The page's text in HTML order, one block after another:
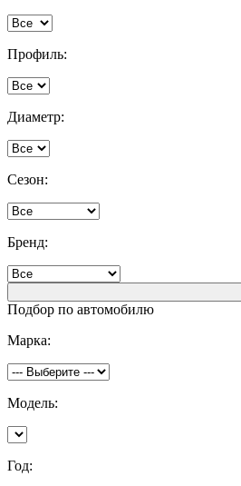
Профиль:
Диаметр:
Сезон:
Бренд:
Подбор по автомобилю
Марка:
Модель:
Год: